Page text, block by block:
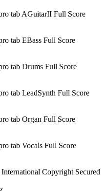
Copyright Secured